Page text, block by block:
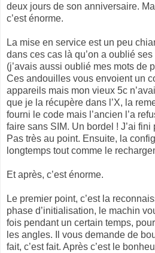
deux jours de son anniversaire.
c’est énorme.
La mise en service est un peu
dans ces cas là qu’on a oublié
(j’avais aussi oublié mes mots de
Ces andouilles vous envoient un
appareils mais mon vieux 5c
que je la récupère dans l’X, la
fourni le code mais l’ancien l’a
faire sans SIM. Un bordel ! J’ai
Pas très au point. Ensuite, la
longtemps tout comme le
Et après, c’est énorme.
Le premier point, c’est la
phase d’initialisation, le machin
fois pendant un certain temps,
les angles. Il vous demande de
fait, c’est fait. Après c’est le